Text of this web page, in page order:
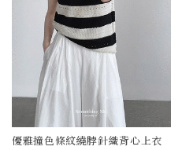
優雅撞色條紋繞脖針織背心上衣